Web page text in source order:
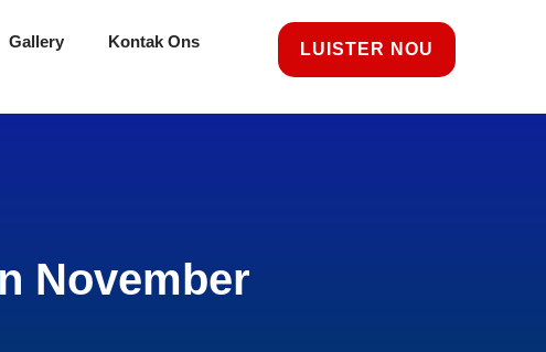
Gallery Kontak Ons LUISTER NOU
November